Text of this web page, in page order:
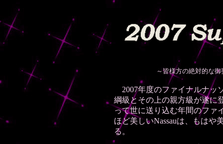
～皆様方の絶対的な御要
2007年度のファイナルナッ
綱級とその上の親方級が遂に
って世に送り込む年間のファ
ほど美しいNassauは、もは
る。